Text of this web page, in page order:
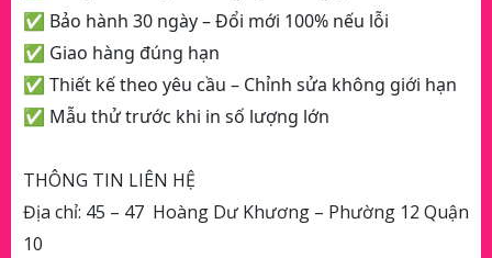
✅ Bảo hành 30 ngày – Đổi mới 100% nếu lỗi
✅ Giao hàng đúng hạn
✅ Thiết kế theo yêu cầu – Chỉnh sửa không giới hạn
✅ Mẫu thử trước khi in số lượng lớn
THÔNG TIN LIÊN HỆ
Địa chỉ: 45 – 47 Hoàng Dư Khương – Phường 12 Quận
10